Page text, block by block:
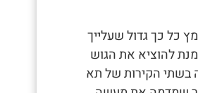
כל כך גדול שעלייך
להוציא את הגוש
בשתי הקירות של תא